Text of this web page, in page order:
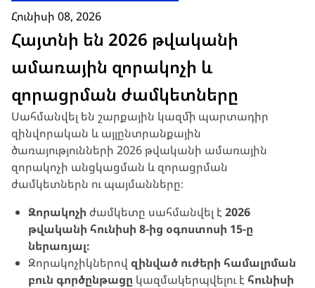
Հունիսի 08, 2026
Հայտնի են 2026 թվականի
ամառային զորակոչի և
զորացրման ժամկետները
Սահմանվել են շարքային կազմի պարտադիր
զինվորական և այլընտրանքային
ծառայությունների 2026 թվականի ամառային
զորակոչի անցկացման և զորացրման
ժամկետներն ու պայմանները։
Զորակոչի ժամկետը սահմանվել է 2026
թվականի հունիսի 8-ից օգոստոսի 15-ը
ներառյալ։
Զորակոչիկներով զինված ուժերի համալրման
բուն գործընթացը կազմակերպվելու է հունիսի